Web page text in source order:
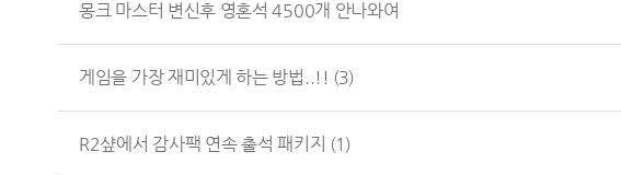
몽크 마스터 변신후 영혼석 4500개 안나와여
게임을 가장 재미있게 하는 방법..!! (3)
R2샾에서 감사팩 연속 출석 패키지 (1)